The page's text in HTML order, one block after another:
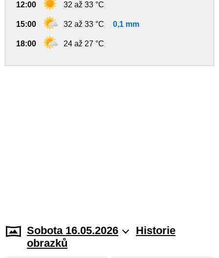
12:00 32 až 33 °C
15:00 32 až 33 °C 0,1 mm
18:00 24 až 27 °C
Sobota 16.05.2026
Historie
obrazků